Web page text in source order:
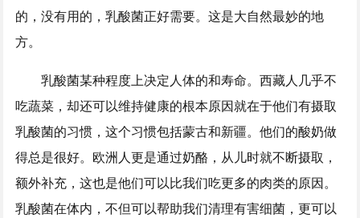
的，没有用的，乳酸菌正好需要。这是大自然最妙的地
方。
乳酸菌某种程度上决定人体的和寿命。西藏人几乎不
吃蔬菜，却还可以维持健康的根本原因就在于他们有摄取
乳酸菌的习惯，这个习惯包括蒙古和新疆。他们的酸奶做
得总是很好。欧洲人更是通过奶酪，从儿时就不断摄取，
额外补充，这也是他们可以比我们吃更多的肉类的原因。
乳酸菌在体内，不但可以帮助我们清理有害细菌，更可以